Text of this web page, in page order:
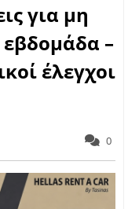
για μη
–
έλεγχοι
0